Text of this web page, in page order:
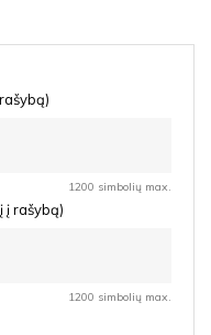
1200 simbolių max.
į rašybą)
1200 simbolių max.